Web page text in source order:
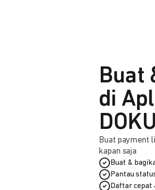
Buat
di
DOKU
Buat payment
kapan saja
Buat &
Pantau
Daftar cepat